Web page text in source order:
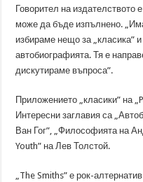
Говорител на издателството
може да бъде изпълнено.
избираме нещо за „класика”
автобиографията. Тя е
дискутираме въпроса”.
Приложението „класики” на
Интересни заглавия са
Ван Гог”, „Философията на
Youth” на Лев Толстой.
„The Smiths” е рок-